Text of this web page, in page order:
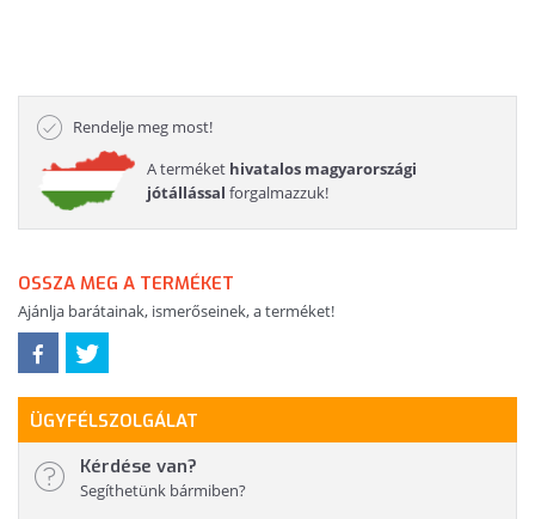
Rendelje meg most!
A terméket hivatalos magyarországi
jótállással forgalmazzuk!
OSSZA MEG A TERMÉKET
Ajánlja barátainak, ismerőseinek, a terméket!
ÜGYFÉLSZOLGÁLAT
Kérdése van?
Segíthetünk bármiben?